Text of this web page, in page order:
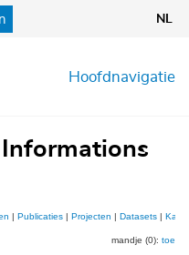
NL
Hoofdnavigatie
Informations
| Publicaties | Projecten | Datasets |
mandje (0):